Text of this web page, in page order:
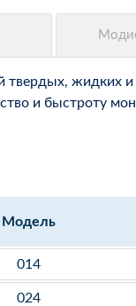
жидких
и быстроту
Модель
014
024